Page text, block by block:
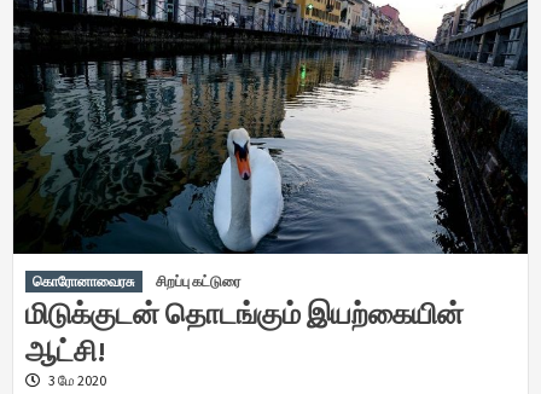
கொரோனாவைரசு சிறப்பு கட்டுரை
மிடுக்குடன் தொடங்கும் இயற்கையின்
ஆட்சி!
3 மே 2020